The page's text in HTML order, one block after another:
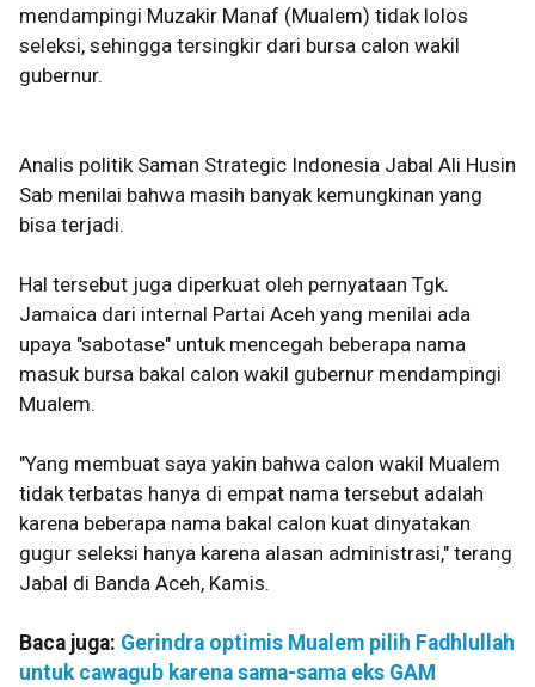
mendampingi Muzakir Manaf (Mualem) tidak lolos
seleksi, sehingga tersingkir dari bursa calon wakil
gubernur.
Analis politik Saman Strategic Indonesia Jabal Ali Husin
Sab menilai bahwa masih banyak kemungkinan yang
bisa terjadi.
Hal tersebut juga diperkuat oleh pernyataan Tgk.
Jamaica dari internal Partai Aceh yang menilai ada
upaya "sabotase" untuk mencegah beberapa nama
masuk bursa bakal calon wakil gubernur mendampingi
Mualem.
"Yang membuat saya yakin bahwa calon wakil Mualem
tidak terbatas hanya di empat nama tersebut adalah
karena beberapa nama bakal calon kuat dinyatakan
gugur seleksi hanya karena alasan administrasi," terang
Jabal di Banda Aceh, Kamis.
Baca juga: Gerindra optimis Mualem pilih Fadhlullah
untuk cawagub karena sama-sama eks GAM